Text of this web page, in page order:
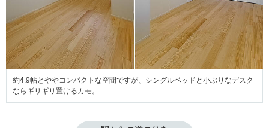
約4.9帖とややコンパクトな空間ですが、シングルベッドと小ぶりなデスク
ならギリギリ置けるカモ。